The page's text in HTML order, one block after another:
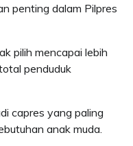
penting dalam Pilpres
pilih mencapai lebih
penduduk
capres yang paling
anak muda.